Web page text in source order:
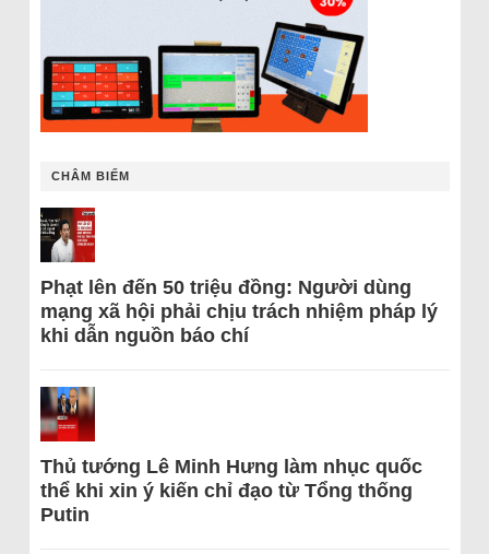
CHÂM BIẾM
Phạt lên đến 50 triệu đồng: Người dùng
mạng xã hội phải chịu trách nhiệm pháp lý
khi dẫn nguồn báo chí
Thủ tướng Lê Minh Hưng làm nhục quốc
thể khi xin ý kiến chỉ đạo từ Tổng thống
Putin